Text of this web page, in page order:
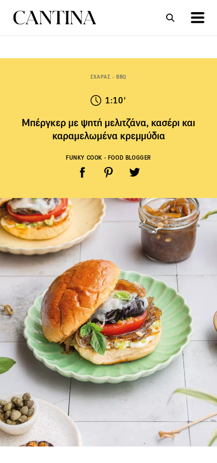
ΣΧΑΡΑΣ - BBQ
1:10'
Μπέργκερ με ψητή μελιτζάνα, κασέρι και
καραμελωμένα κρεμμύδια
FUNKY COOK - FOOD BLOGGER